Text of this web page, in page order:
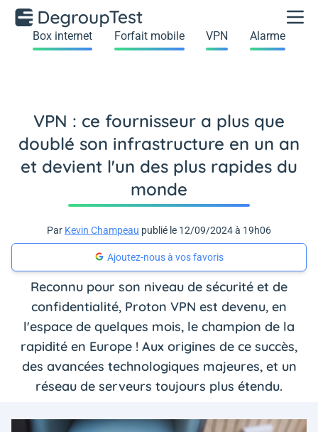
Box internet Forfait mobile VPN Alarme
VPN : ce fournisseur a plus que
doublé son infrastructure en un an
et devient l'un des plus rapides du
monde
Par Kevin Champeau publié le 12/09/2024 à 19h06
Ajoutez-nous à vos favoris
Reconnu pour son niveau de sécurité et de
confidentialité, Proton VPN est devenu, en
l'espace de quelques mois, le champion de la
rapidité en Europe ! Aux origines de ce succès,
des avancées technologiques majeures, et un
réseau de serveurs toujours plus étendu.